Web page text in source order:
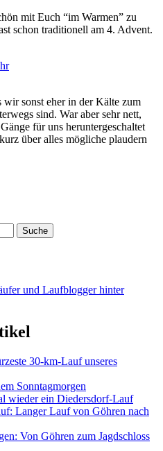
mit Euch “im Warmen” zu
schon traditionell am 4. Advent.
wir sonst eher in der Kälte zum
sind. War aber sehr nett,
für uns heruntergeschaltet
über alles mögliche plaudern
und Laufblogger hinter
30-km-Lauf unseres
Sonntagmorgen
wieder ein Diedersdorf-Lauf
Langer Lauf von Göhren nach
Von Göhren zum Jagdschloss